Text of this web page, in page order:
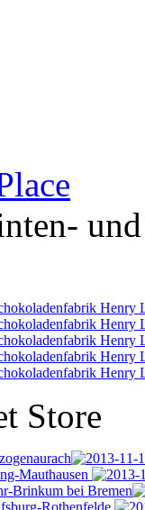
Henry
Henry
Henry
Henry
Henry
Store
Mauthausen
Brinkum bei Bremen